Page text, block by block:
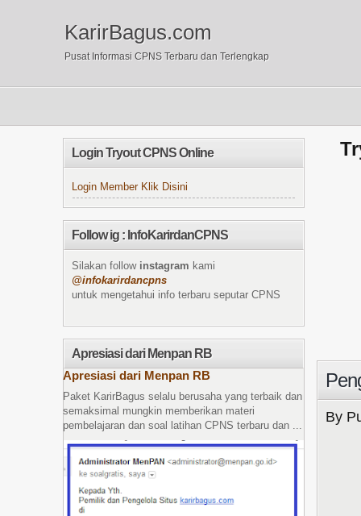
KarirBagus.com
Pusat Informasi CPNS Terbaru dan Terlengkap
By
Login Tryout CPNS Online
Login Member Klik Disini
Follow ig : InfoKarirdanCPNS
Silakan follow instagram kami
@infokarirdancpns
untuk mengetahui info terbaru seputar CPNS
Apresiasi dari Menpan RB
Apresiasi dari Menpan RB
Paket KarirBagus selalu berusaha yang terbaik dan
semaksimal mungkin memberikan materi
pembelajaran dan soal latihan CPNS terbaru dan ...